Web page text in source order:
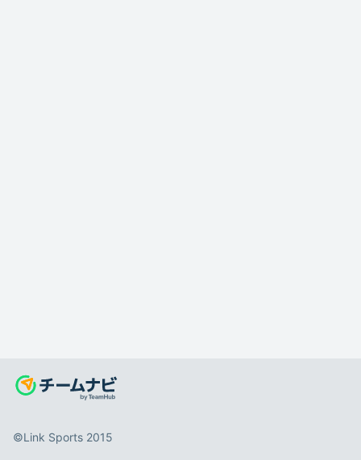
©️Link Sports 2015